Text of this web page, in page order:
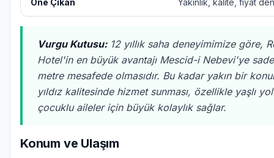
Öne Çıkan Yakınlık, kalite, fiyat
Vurgu Kutusu:12 yıllık saha deneyimimize göre,
Hotel'in en büyük avantajı Mescid-i Nebevi'ye
metre mesafede olmasıdır. Bu kadar yakın bir
yıldız kalitesinde hizmet sunması, özellikle yaşlı
çocuklu aileler için büyük kolaylık sağlar.
Konum ve Ulaşım